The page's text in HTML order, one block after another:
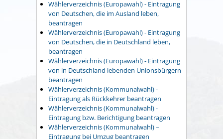
Wählerverzeichnis (Europawahl) - Eintragung
von Deutschen, die im Ausland leben,
beantragen
Wählerverzeichnis (Europawahl) - Eintragung
von Deutschen, die in Deutschland leben,
beantragen
Wählerverzeichnis (Europawahl) - Eintragung
von in Deutschland lebenden Unionsbürgern
beantragen
Wählerverzeichnis (Kommunalwahl) -
Eintragung als Rückkehrer beantragen
Wählerverzeichnis (Kommunalwahl) -
Eintragung bzw. Berichtigung beantragen
Wählerverzeichnis (Kommunalwahl) –
Eintragung bei Umzug beantragen